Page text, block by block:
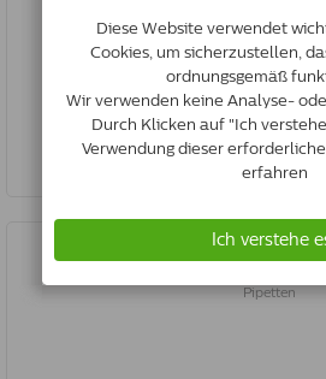
Advantix 100/500 | Hund 4-
€40.58
Jetzt kaufen